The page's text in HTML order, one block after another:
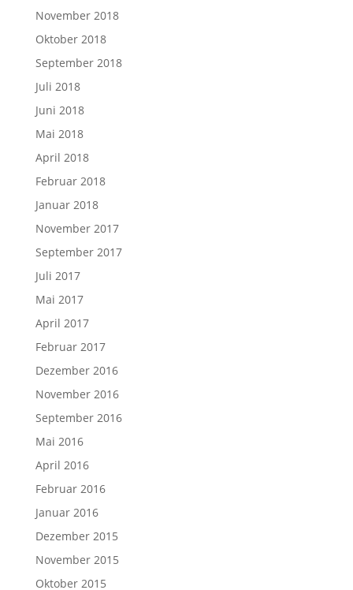
November 2018
Oktober 2018
September 2018
Juli 2018
Juni 2018
Mai 2018
April 2018
Februar 2018
Januar 2018
November 2017
September 2017
Juli 2017
Mai 2017
April 2017
Februar 2017
Dezember 2016
November 2016
September 2016
Mai 2016
April 2016
Februar 2016
Januar 2016
Dezember 2015
November 2015
Oktober 2015